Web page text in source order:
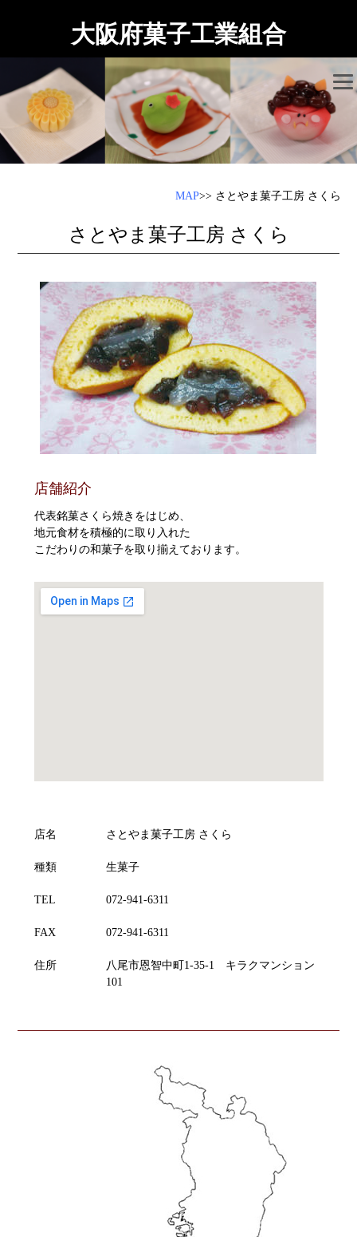
大阪府菓子工業組合
MAP>> さとやま菓子工房 さくら
さとやま菓子工房 さくら
店舗紹介
代表銘菓さくら焼きをはじめ、
地元食材を積極的に取り入れた
こだわりの和菓子を取り揃えております。
店名 さとやま菓子工房 さくら
種類 生菓子
TEL 072-941-6311
FAX 072-941-6311
住所
八尾市恩智中町1-35-1 キラクマンション
101